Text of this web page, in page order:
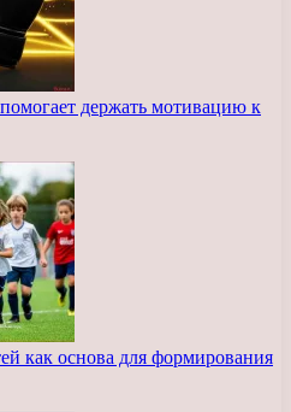
держать мотивацию к
как основа для формирования